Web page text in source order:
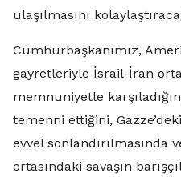
ulaşılmasını
Cumhurbaşkanımız,
gayretleriyle İsrail-İran
memnuniyetle
temenni ettiğini,
evvel sonlandırılmasında
ortasındaki savaşın